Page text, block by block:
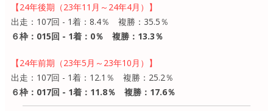
【24年後期（23年11月～24年4月）】
出走：107回 - 1着：8.4％ 複勝：35.5％
６枠：015回 - 1着：0％ 複勝：13.3％
【24年前期（23年5月～23年10月）】
出走：107回 - 1着：12.1％ 複勝：25.2％
６枠：017回 - 1着：11.8％ 複勝：17.6％